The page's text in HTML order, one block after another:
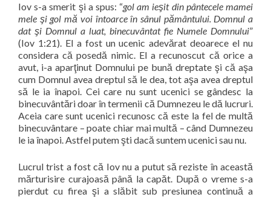
Iov s-a smerit şi a spus: “gol am ieşit din pântecele mamei
mele şi gol mă voi întoarce în sânul pământului. Domnul a
dat şi Domnul a luat, binecuvântat fie Numele Domnului”
(Iov 1:21). El a fost un ucenic adevărat deoarece el nu
considera că posedă nimic. El a recunoscut că orice a
avut, i-a aparţinut Domnului pe bună dreptate şi că aşa
cum Domnul avea dreptul să le dea, tot aşa avea dreptul
să le ia înapoi. Cei care nu sunt ucenici se gândesc la
binecuvântări doar în termenii că Dumnezeu le dă lucruri.
Aceia care sunt ucenici recunosc că este la fel de multă
binecuvântare – poate chiar mai multă – când Dumnezeu
le ia înapoi. Astfel putem şti dacă suntem ucenici sau nu.
Lucrul trist a fost că Iov nu a putut să reziste în această
mărturisire curajoasă până la capăt. După o vreme s-a
pierdut cu firea şi a slăbit sub presiunea continuă a